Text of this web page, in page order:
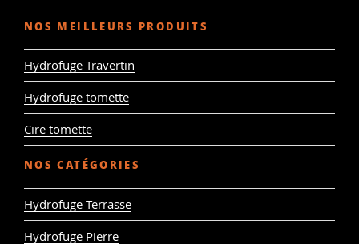
NOS MEILLEURS PRODUITS
Hydrofuge Travertin
Hydrofuge tomette
Cire tomette
NOS CATÉGORIES
Hydrofuge Terrasse
Hydrofuge Pierre